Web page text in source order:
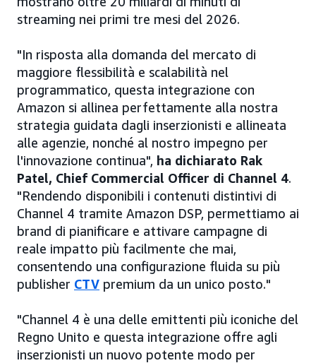
streaming nei primi tre mesi del 2026.
"In risposta alla domanda del mercato di
maggiore flessibilità e scalabilità nel
programmatico, questa integrazione con
Amazon si allinea perfettamente alla nostra
strategia guidata dagli inserzionisti e allineata
alle agenzie, nonché al nostro impegno per
l'innovazione continua", ha dichiarato Rak
Patel, Chief Commercial Officer di Channel 4.
"Rendendo disponibili i contenuti distintivi di
Channel 4 tramite Amazon DSP, permettiamo ai
brand di pianificare e attivare campagne di
reale impatto più facilmente che mai,
consentendo una configurazione fluida su più
publisher CTV premium da un unico posto."
"Channel 4 è una delle emittenti più iconiche del
Regno Unito e questa integrazione offre agli
inserzionisti un nuovo potente modo per